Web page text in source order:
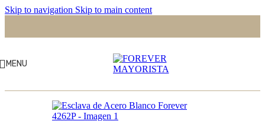
Skip to navigation Skip to main content
MENU